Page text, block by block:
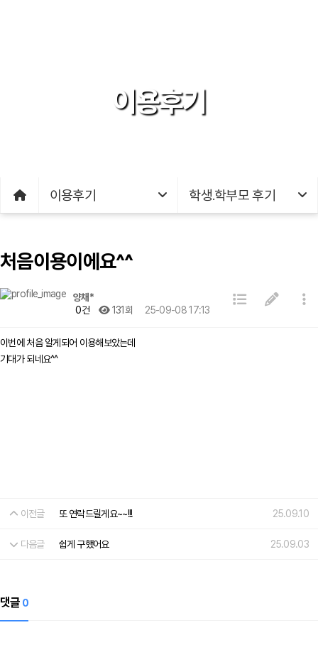
이용후기
이용후기 학생.학부모 후기
처음이용이에요^^
양채*
0건
131회 25-09-08 17:13
이번에 처음 알게되어 이용해보았는데
기대가 되네요^^
이전글 또 연락드릴게요~~!!! 25.09.10
다음글 쉽게 구했어요 25.09.03
댓글 0